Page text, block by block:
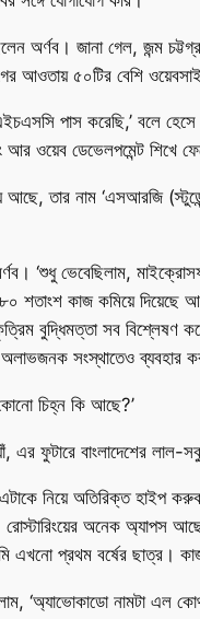
অর্ণব। জানা গেল, জন্ম
আওতায় ৫০টির বেশি
পাস করেছি,’ বলে
আর ওয়েব ডেভেলপমেন্ট শিখে
তার নাম ‘এসআরজি
‘শুধু ভেবেছিলাম,
শতাংশ কাজ কমিয়ে
বুদ্ধিমত্তা সব
অলাভজনক সংস্থাতেও ব্যবহার
চিহ্ন কি আছে?’
ফুটারে বাংলাদেশের লাল-
নিয়ে অতিরিক্ত হাইপ
অনেক অ্যাপস
প্রথম বর্ষের ছাত্র।
‘অ্যাভোকাডো নামটা এল